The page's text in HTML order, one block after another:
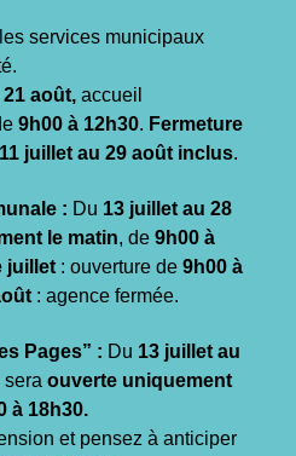
services municipaux
août, accueil
9h00 à 12h30. Fermeture
11 juillet au 29 août inclus.
: Du 13 juillet au 28
le matin, de 9h00 à
juillet : ouverture de 9h00 à
: agence fermée.
Pages” : Du 13 juillet au
sera ouverte uniquement
à 18h30.
et pensez à anticiper